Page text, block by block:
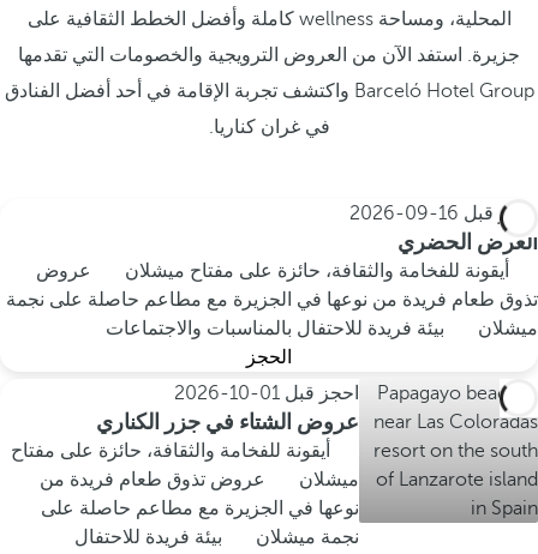
المحلية، ومساحة wellness كاملة وأفضل الخطط الثقافية على
جزيرة. استفد الآن من العروض الترويجية والخصومات التي تقدمها
Barceló Hotel Group واكتشف تجربة الإقامة في أحد أفضل الفنادق
في غران كناريا.
احجز قبل 16-09-2026
العرض الحضري
أيقونة للفخامة والثقافة، حائزة على مفتاح ميشلان
عروض
تذوق طعام فريدة من نوعها في الجزيرة مع مطاعم حاصلة على نجمة
ميشلان
بيئة فريدة للاحتفال بالمناسبات والاجتماعات
الحجز
احجز قبل01-10-2026
عروض الشتاء في جزر الكناري
أيقونة للفخامة والثقافة، حائزة على مفتاح
ميشلان
عروض تذوق طعام فريدة من
نوعها في الجزيرة مع مطاعم حاصلة على
نجمة ميشلان
بيئة فريدة للاحتفال